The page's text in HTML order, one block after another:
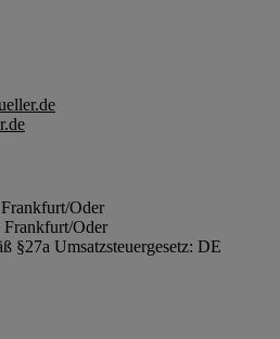
Oder
Oder
§27a Umsatzsteuergesetz: DE